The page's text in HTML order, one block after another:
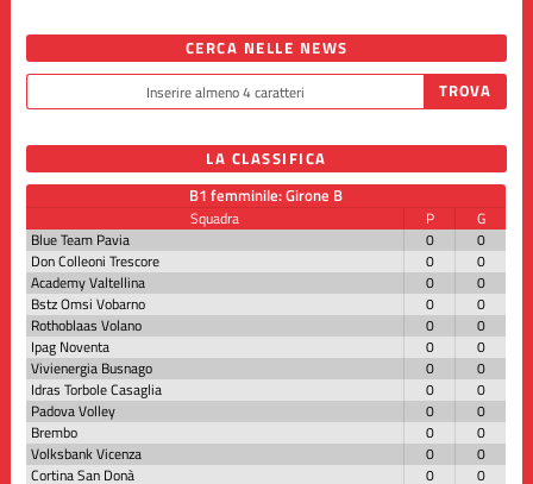
CERCA NELLE NEWS
LA CLASSIFICA
B1 femminile: Girone B
Squadra P
G
Blue Team Pavia
0
0
Don Colleoni Trescore
0
0
Academy Valtellina
0
0
Bstz Omsi Vobarno
0
0
Rothoblaas Volano
0
0
Ipag Noventa
0
0
Vivienergia Busnago
0
0
Idras Torbole Casaglia
0
0
Padova Volley
0
0
Brembo
0
0
Volksbank Vicenza
0
0
Cortina San Donà
0 0